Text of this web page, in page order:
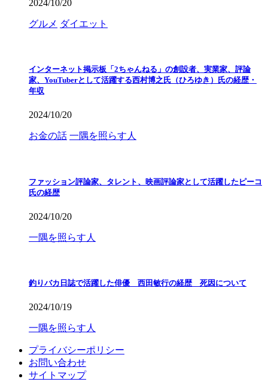
2024/10/20
グルメ ダイエット
インターネット掲示板「2ちゃんねる」の創設者、実業家、評論
家、YouTuberとして活躍する西村博之氏（ひろゆき）氏の経歴・
年収
2024/10/20
お金の話 一隅を照らす人
ファッション評論家、タレント、映画評論家として活躍したピーコ
氏の経歴
2024/10/20
一隅を照らす人
釣りバカ日誌で活躍した俳優 西田敏行の経歴 死因について
2024/10/19
一隅を照らす人
プライバシーポリシー
お問い合わせ
サイトマップ